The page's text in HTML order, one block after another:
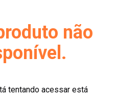
não
tentando acessar está